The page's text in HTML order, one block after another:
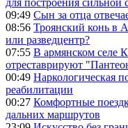
09:49 Сын за отца
08:56 Троянский конь в
или разведцентр?
07:55 В армянском селе
отреставрируют
00:49 Наркологическая
реабилитации
00:27 Комфортные
дальних маршрутов